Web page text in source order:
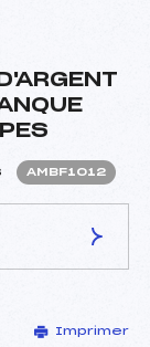
AMBF1012
(MB)
Imprimer